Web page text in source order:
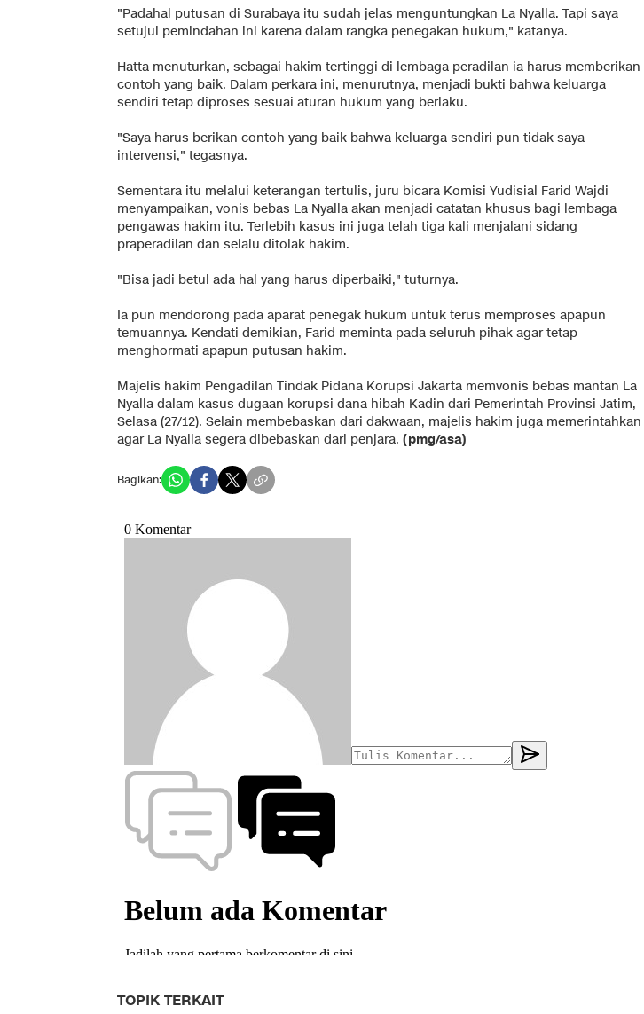
"Padahal putusan di Surabaya itu sudah jelas menguntungkan La Nyalla. Tapi saya
setujui pemindahan ini karena dalam rangka penegakan hukum," katanya.
Hatta menuturkan, sebagai hakim tertinggi di lembaga peradilan ia harus memberikan
contoh yang baik. Dalam perkara ini, menurutnya, menjadi bukti bahwa keluarga
sendiri tetap diproses sesuai aturan hukum yang berlaku.
"Saya harus berikan contoh yang baik bahwa keluarga sendiri pun tidak saya
intervensi," tegasnya.
Sementara itu melalui keterangan tertulis, juru bicara Komisi Yudisial Farid Wajdi
menyampaikan, vonis bebas La Nyalla akan menjadi catatan khusus bagi lembaga
pengawas hakim itu. Terlebih kasus ini juga telah tiga kali menjalani sidang
praperadilan dan selalu ditolak hakim.
"Bisa jadi betul ada hal yang harus diperbaiki," tuturnya.
Ia pun mendorong pada aparat penegak hukum untuk terus memproses apapun
temuannya. Kendati demikian, Farid meminta pada seluruh pihak agar tetap
menghormati apapun putusan hakim.
Majelis hakim Pengadilan Tindak Pidana Korupsi Jakarta memvonis bebas mantan La
Nyalla dalam kasus dugaan korupsi dana hibah Kadin dari Pemerintah Provinsi Jatim,
Selasa (27/12). Selain membebaskan dari dakwaan, majelis hakim juga memerintahkan
agar La Nyalla segera dibebaskan dari penjara. (pmg/asa)
Bagikan:
TOPIK TERKAIT